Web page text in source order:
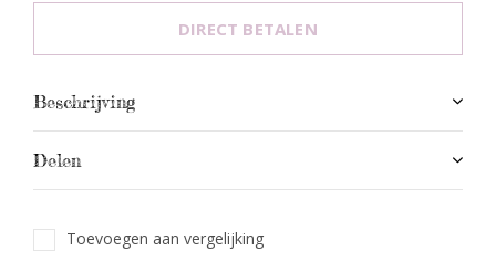
DIRECT BETALEN
Beschrijving
Delen
Toevoegen aan vergelijking